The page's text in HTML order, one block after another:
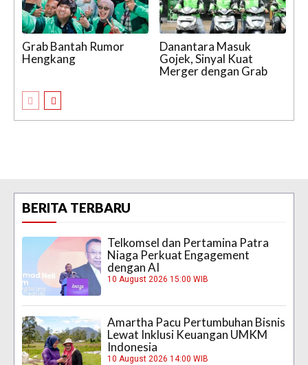
Grab Bantah Rumor
Hengkang
Danantara Masuk
Gojek, Sinyal Kuat
Merger dengan Grab
BERITA TERBARU
Telkomsel dan Pertamina Patra
Niaga Perkuat Engagement
dengan AI
10 August 2026 15:00 WIB
Amartha Pacu Pertumbuhan Bisnis
Lewat Inklusi Keuangan UMKM
Indonesia
10 August 2026 14:00 WIB